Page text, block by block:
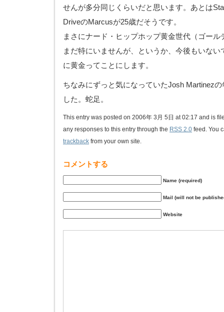
せんが多分同じくらいだと思います。あとは
DriveのMarcusが25歳だそうです。
まさにナード・ヒップホップ黄金世代（ゴー
まだ特にいませんが、というか、今後もいな
に黄金ってことにします。
ちなみにずっと気になっていたJosh Martinez
した。蛇足。
This entry was posted on 2006年 3月 5日 at 02:17 and is
any responses to this entry through the RSS 2.0 feed. You
trackback from your own site.
コメントする
Name (required)
Mail (will not be
Website